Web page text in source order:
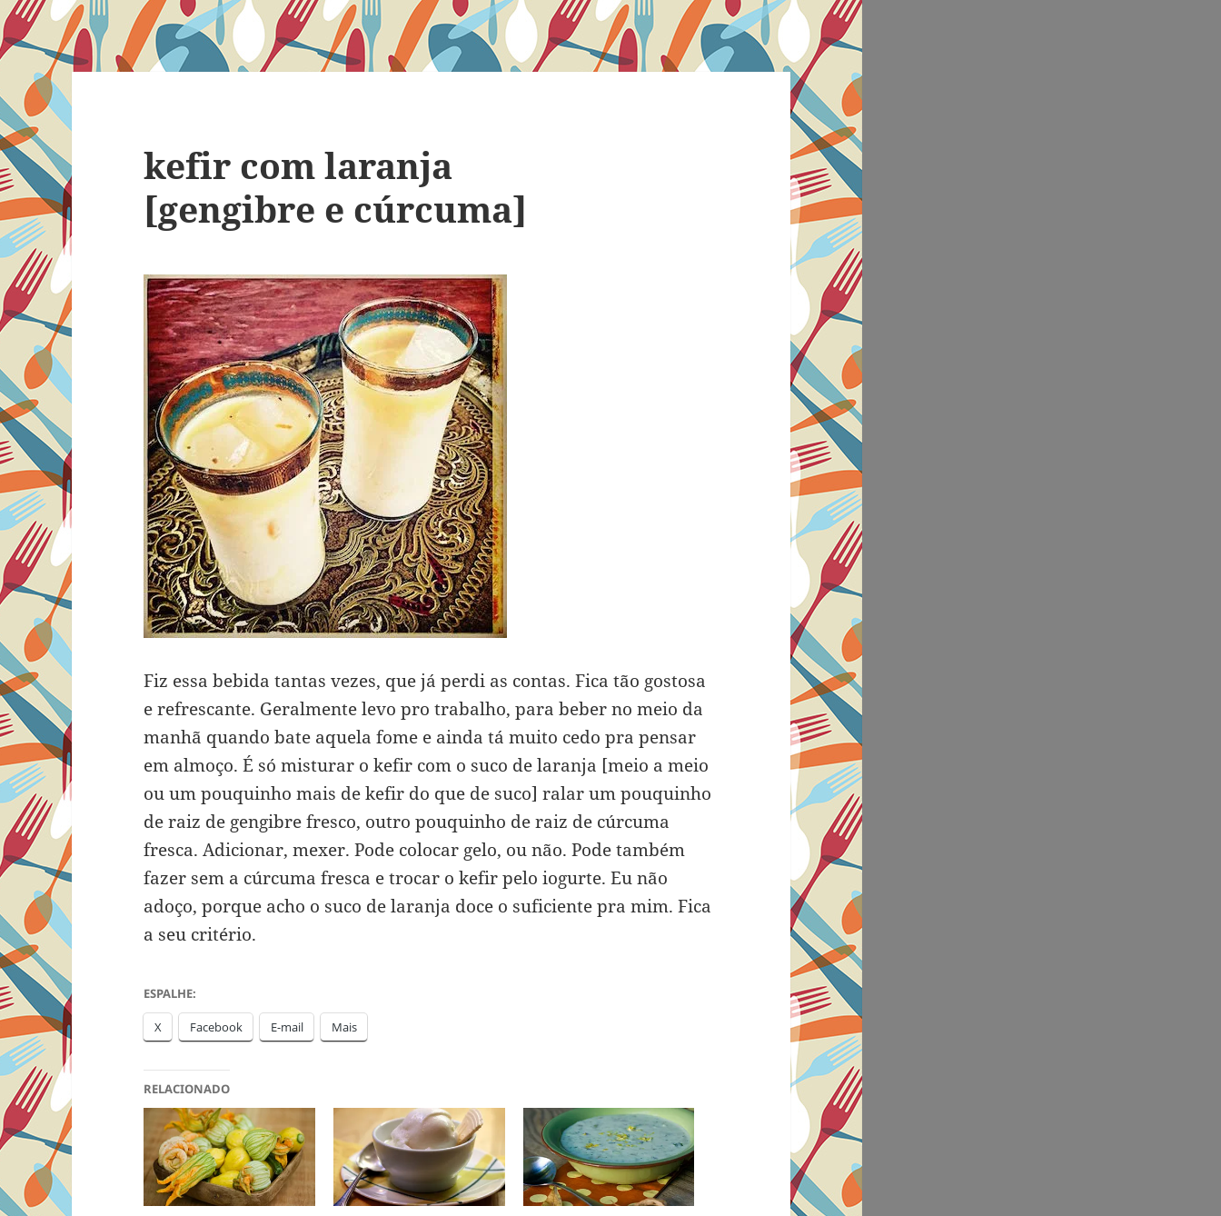
kefir com laranja
[gengibre e cúrcuma]
Fiz essa bebida tantas vezes, que já perdi as contas. Fica tão gostosa
e refrescante. Geralmente levo pro trabalho, para beber no meio da
manhã quando bate aquela fome e ainda tá muito cedo pra pensar
em almoço. É só misturar o kefir com o suco de laranja [meio a meio
ou um pouquinho mais de kefir do que de suco] ralar um pouquinho
de raiz de gengibre fresco, outro pouquinho de raiz de cúrcuma
fresca. Adicionar, mexer. Pode colocar gelo, ou não. Pode também
fazer sem a cúrcuma fresca e trocar o kefir pelo iogurte. Eu não
adoço, porque acho o suco de laranja doce o suficiente pra mim. Fica
a seu critério.
ESPALHE:
X Facebook E-mail Mais
RELACIONADO